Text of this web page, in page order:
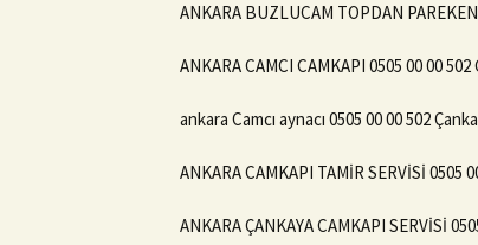
ANKARA BUZLUCAM TOPDAN
ANKARA CAMCI CAMKAPI 0505 00 00 502
ankara Camcı aynacı 0505 00 00 502
ANKARA CAMKAPI TAMİR SERVİSİ 0505
ANKARA ÇANKAYA CAMKAPI SERVİSİ